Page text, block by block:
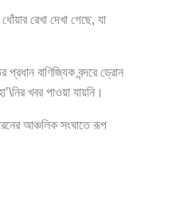
রেখা দেখা গেছে, যা
বাণিজ্যিক বন্দরে ড্রোন
খবর পাওয়া যায়নি।
আঞ্চলিক সংঘাতে রূপ